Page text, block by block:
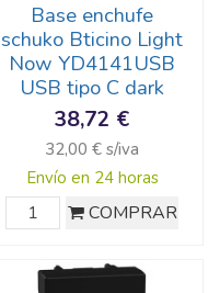
Base enchufe
schuko Bticino Light
Now YD4141USB
USB tipo C dark
38,72 €
32,00 € s/iva
Envío en 24 horas
COMPRAR